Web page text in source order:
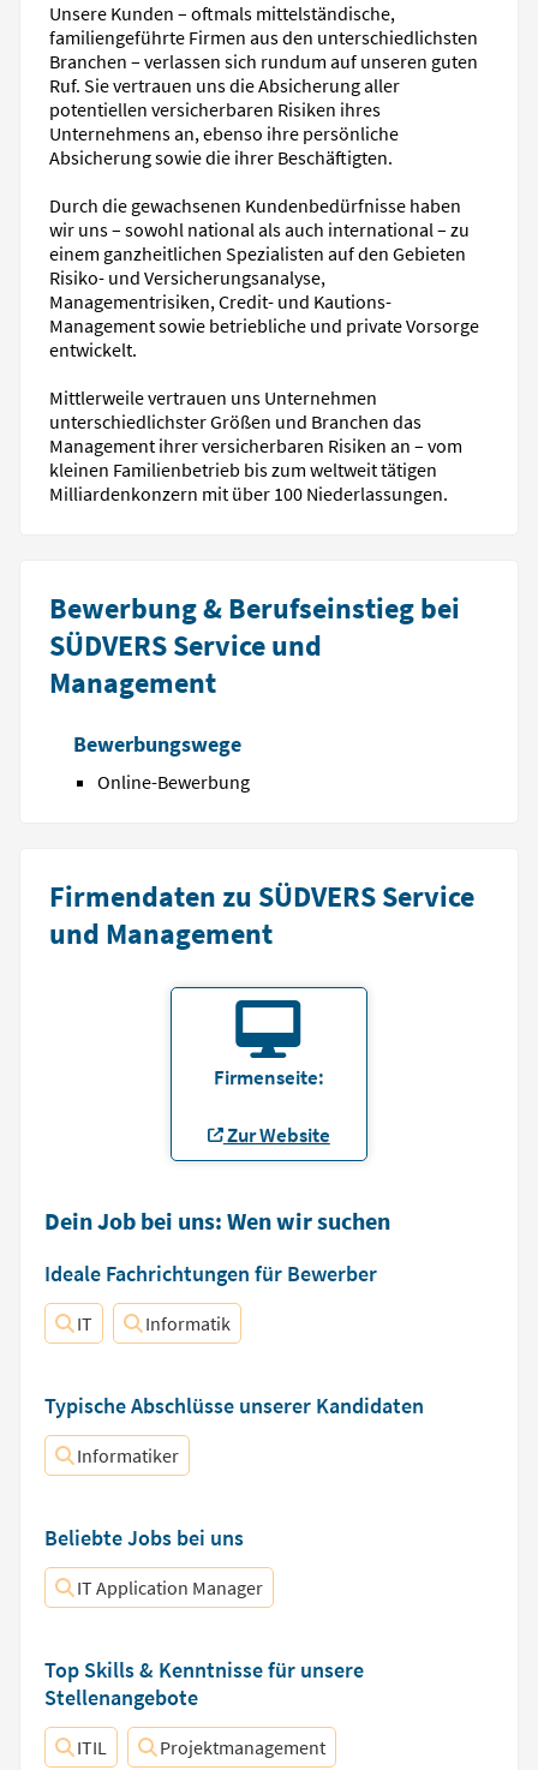
Unsere Kunden – oftmals mittelständische,
familiengeführte Firmen aus den unterschiedlichsten
Branchen – verlassen sich rundum auf unseren guten
Ruf. Sie vertrauen uns die Absicherung aller
potentiellen versicherbaren Risiken ihres
Unternehmens an, ebenso ihre persönliche
Absicherung sowie die ihrer Beschäftigten.
Durch die gewachsenen Kundenbedürfnisse haben
wir uns – sowohl national als auch international – zu
einem ganzheitlichen Spezialisten auf den Gebieten
Risiko- und Versicherungsanalyse,
Managementrisiken, Credit- und Kautions-
Management sowie betriebliche und private Vorsorge
entwickelt.
Mittlerweile vertrauen uns Unternehmen
unterschiedlichster Größen und Branchen das
Management ihrer versicherbaren Risiken an – vom
kleinen Familienbetrieb bis zum weltweit tätigen
Milliardenkonzern mit über 100 Niederlassungen.
Bewerbung & Berufseinstieg bei
SÜDVERS Service und
Management
Bewerbungswege
Online-Bewerbung
Firmendaten zu SÜDVERS Service
und Management
Firmenseite:
Zur Website
Dein Job bei uns: Wen wir suchen
Ideale Fachrichtungen für Bewerber
IT Informatik
Typische Abschlüsse unserer Kandidaten
Informatiker
Beliebte Jobs bei uns
IT Application Manager
Top Skills & Kenntnisse für unsere
Stellenangebote
ITIL Projektmanagement